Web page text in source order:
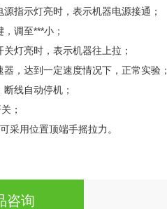
指示灯亮时，表示机器电源接通；
调至***小；
灯亮时，表示机器往上拉；
，达到一定速度情况下，正常实验；
线自动停机；
；
采用位置顶端手摇拉力。
咨询